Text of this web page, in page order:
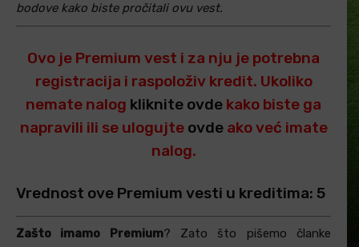
bodove kako biste pročitali ovu vest.
Ovo je Premium vest i za nju je potrebna
registracija i raspoloživ kredit. Ukoliko
nemate nalog kliknite ovde kako biste ga
napravili ili se ulogujte ovdeako već imate
nalog.
Vrednost ove Premium vesti u kreditima: 5
Zašto imamo Premium? Zato što pišemo članke